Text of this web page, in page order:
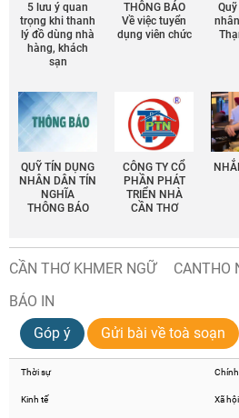
5 lưu ý quan
trọng khi thanh
lý đồ dùng nhà
hàng, khách
sạn
THÔNG BÁO
Về việc tuyển
dụng viên chức
QUỸ TÍN DỤNG
NHÂN DÂN TÍN
NGHĨA
THÔNG BÁO
CÔNG TY CỔ
PHẦN PHÁT
TRIỂN NHÀ
CẦN THƠ
CẦN THƠ KHMER NGỮ CANTHO
BÁO IN
Góp ý
Gửi bài về toà soạn
Thời sự
Kinh tế Xã